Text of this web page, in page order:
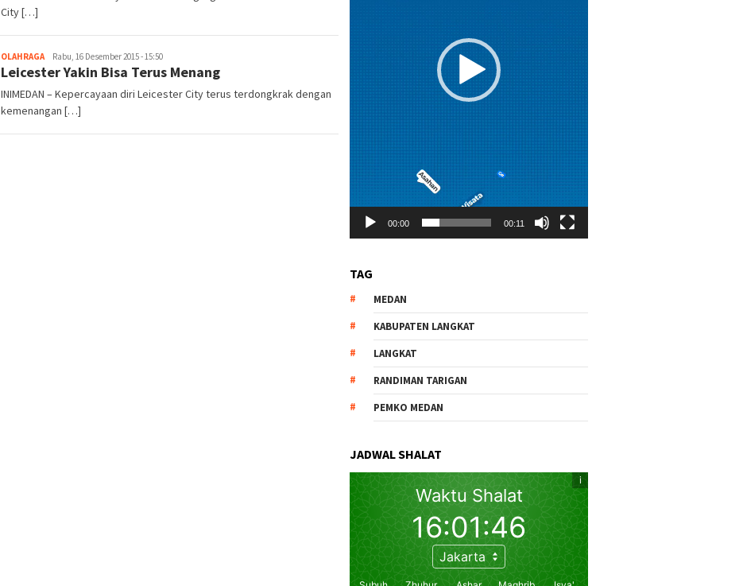
City […]
OLAHRAGAredaksi
Rabu, 16 Desember 2015 - 15:50
Leicester Yakin Bisa Terus Menang
INIMEDAN – Kepercayaan diri Leicester City terus terdongkrak dengan
kemenangan […]
00:00 00:11
TAG
MEDAN
KABUPATEN LANGKAT
LANGKAT
RANDIMAN TARIGAN
PEMKO MEDAN
JADWAL SHALAT